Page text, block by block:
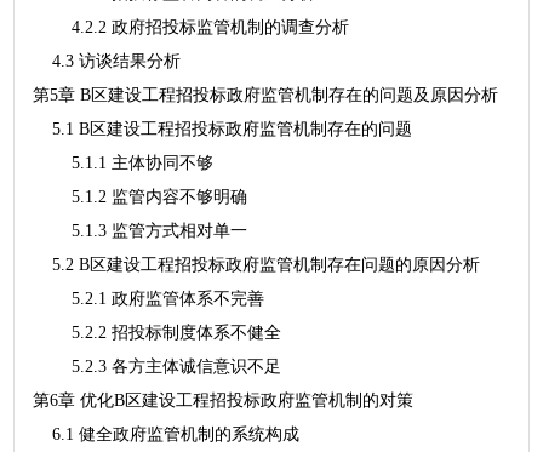
4.2.2 政府招投标监管机制的调查分析
4.3 访谈结果分析
第5章 B区建设工程招投标政府监管机制存在的问题及原因分析
5.1 B区建设工程招投标政府监管机制存在的问题
5.1.1 主体协同不够
5.1.2 监管内容不够明确
5.1.3 监管方式相对单一
5.2 B区建设工程招投标政府监管机制存在问题的原因分析
5.2.1 政府监管体系不完善
5.2.2 招投标制度体系不健全
5.2.3 各方主体诚信意识不足
第6章 优化B区建设工程招投标政府监管机制的对策
6.1 健全政府监管机制的系统构成